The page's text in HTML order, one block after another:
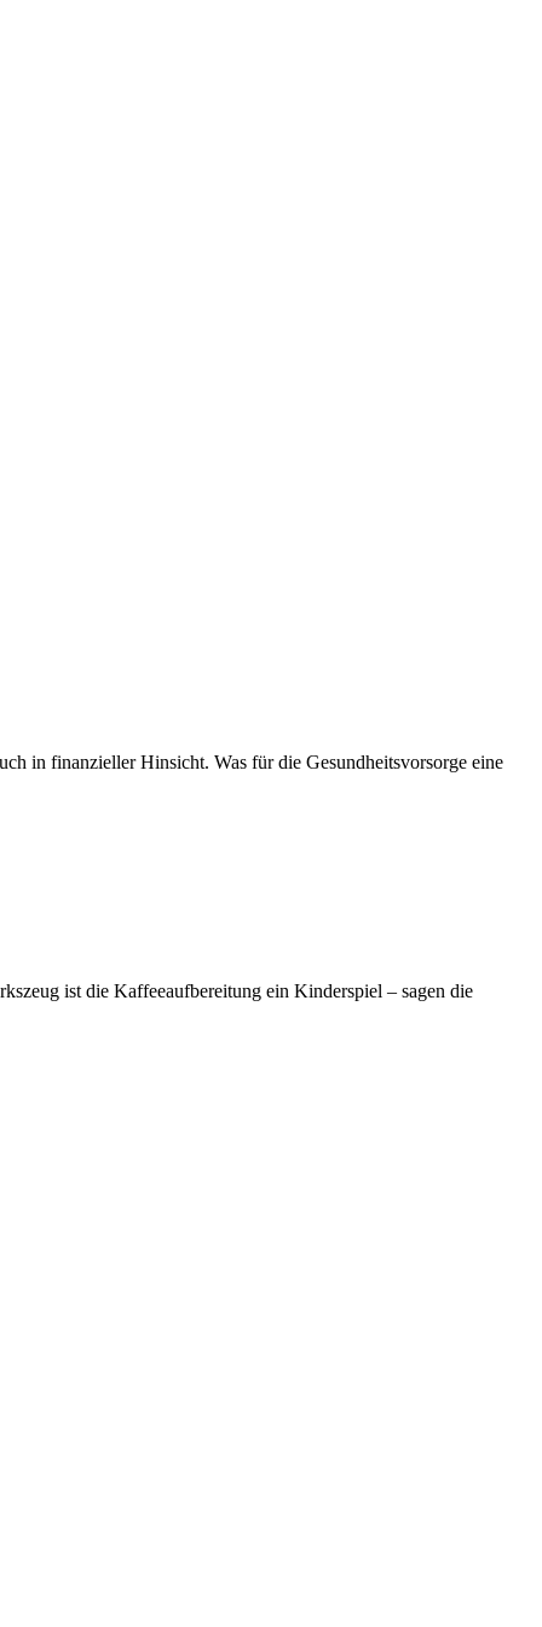
in finanzieller Hinsicht. Was für die Gesundheitsvorsorge eine
ist die Kaffeeaufbereitung ein Kinderspiel – sagen die